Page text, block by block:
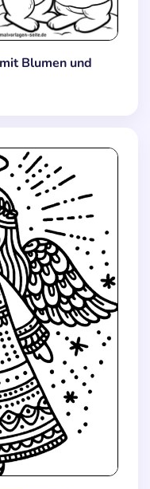
Blumen und